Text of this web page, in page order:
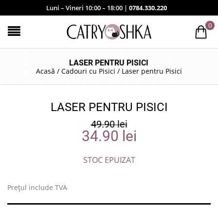
Luni – Vineri 10:00 – 18:00 | 0784.330.220
0
LASER PENTRU PISICI
Acasă / Cadouri cu Pisici / Laser pentru Pisici
LASER PENTRU PISICI
49.90lei
34.90 lei
STOC EPUIZAT
Prețul include TVA